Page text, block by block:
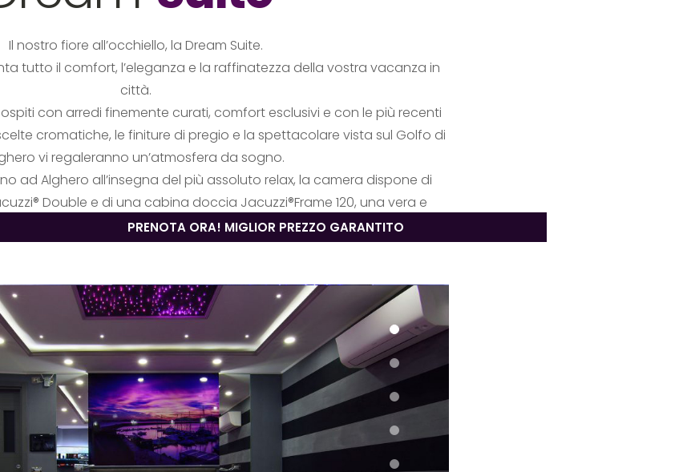
PRENOTA ORA! MIGLIOR PREZZO GARANTITO
Il nostro fiore all’occhiello, la Dream Suite.
tutto il comfort, l’eleganza e la raffinatezza della vostra vacanza in
città.
con arredi finemente curati, comfort esclusivi e con le più recenti
cromatiche, le finiture di pregio e la spettacolare vista sul Golfo di
vi regaleranno un’atmosfera da sogno.
ad Alghero all’insegna del più assoluto relax, la camera dispone di
Double e di una cabina doccia Jacuzzi®Frame 120, una vera e
con bagno turco e percorsi benessere personalizzabili.